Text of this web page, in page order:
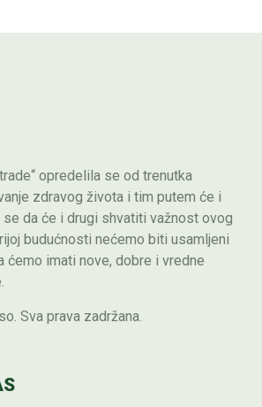
opredelila se od trenutka
zdravog života i tim putem će i
se da će i drugi shvatiti važnost ovog
budućnosti nećemo biti usamljeni
ćemo imati nove, dobre i vredne
Sva prava zadržana.